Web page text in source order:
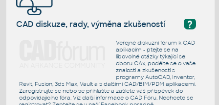
?
CAD diskuze, rady, výměna zkušeností
Veřejné diskuzní fórum k CAD
aplikacím - ptejte se na
libovolné otázky týkající se
oboru CAx, podělte se o vaše
znalosti a zkušenosti s
programy AutoCAD, Inventor,
Revit, Fusion, 3ds Max, Vault a s dalšími CAD/BIM/PDM aplikacemi.
Zaregistrujte se nebo se přihlašte a zašlete váš příspěvek do
odpovídajícího fóra. Viz další informace o CAD Fóru. Nechcete se